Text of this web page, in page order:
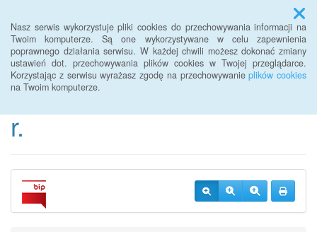
Nasz serwis wykorzystuje pliki cookies do przechowywania informacji na
Twoim komputerze. Są one wykorzystywane w celu zapewnienia
poprawnego działania serwisu. W każdej chwili możesz dokonać zmiany
ustawień dot. przechowywania plików cookies w Twojej przeglądarce.
Korzystając z serwisu wyrażasz zgodę na przechowywanieplików cookies
na Twoim komputerze.
Menu
BIP Urzędu Gminy
Janowice Wielkie od 2022
r.